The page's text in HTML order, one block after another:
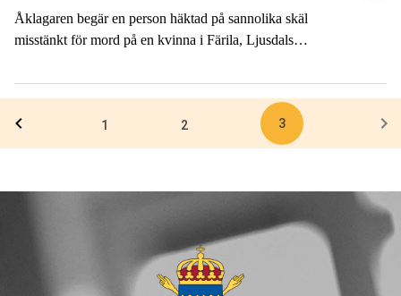
kommun
Åklagaren begär en person häktad på sannolika skäl
misstänkt för mord på en kvinna i Färila, Ljusdals
juli anhållen. Åklagaren är tillgänglig för media på
1 2 3